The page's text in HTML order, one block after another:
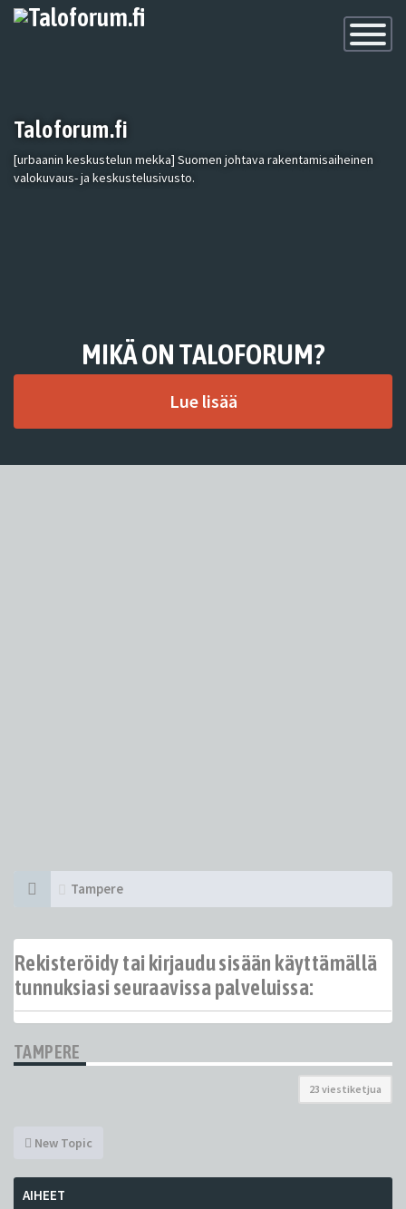
Toggle
Taloforum.fi
[urbaanin keskustelun mekka] Suomen johtava rakentamisaiheinen
valokuvaus- ja keskustelusivusto.
MIKÄ ON TALOFORUM?
Lue lisää
Tampere
Rekisteröidy tai kirjaudu sisään käyttämällä
tunnuksiasi seuraavissa palveluissa:
TAMPERE
23 viestiketjua
New Topic
AIHEET